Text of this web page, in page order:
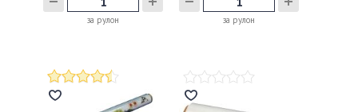
за рулон за рулон